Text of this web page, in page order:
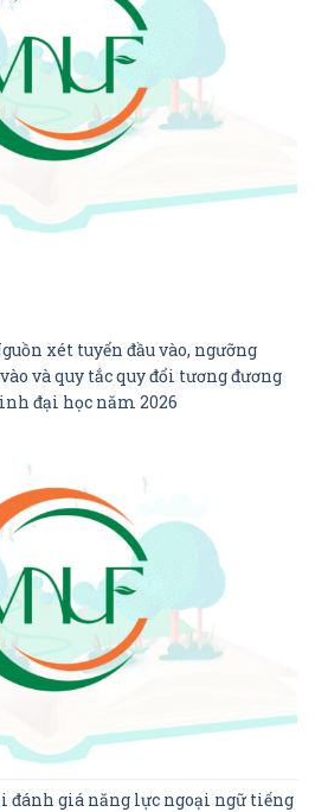
xét tuyển đầu vào, ngưỡng
và quy tắc quy đổi tương đương
đại học năm 2026
đánh giá năng lực ngoại ngữ tiếng